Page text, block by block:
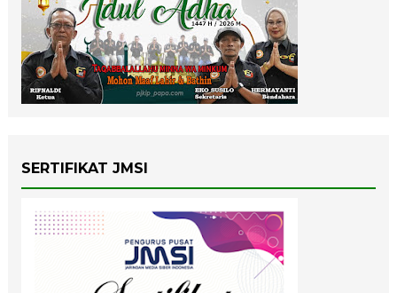
SERTIFIKAT JMSI